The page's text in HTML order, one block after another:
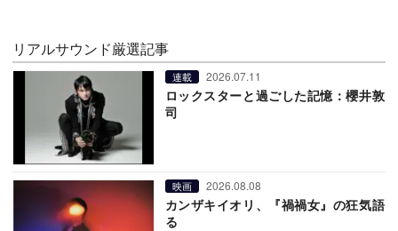
リアルサウンド厳選記事
連載 2026.07.11
ロックスターと過ごした記憶：櫻井敦
司
映画 2026.08.08
カンザキイオリ、『禍禍女』の狂気語
る